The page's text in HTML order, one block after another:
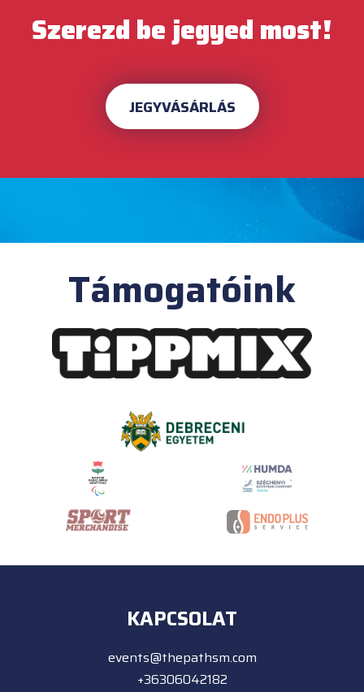
Szerezd be jegyed most!
JEGYVÁSÁRLÁS
Támogatóink
KAPCSOLAT
events@thepathsm.com
+36306042182